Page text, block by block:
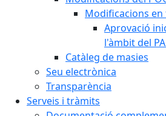
Modificacions
Aprovació
l'àmbit del
Catàleg de masies
Seu electrònica
Transparència
Serveis i tràmits